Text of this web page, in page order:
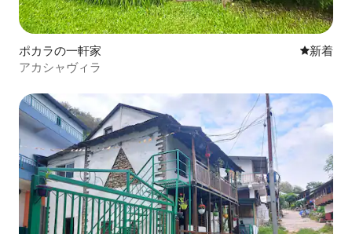
ポカラの一軒家 新しい宿
新着
アカシャヴィラ